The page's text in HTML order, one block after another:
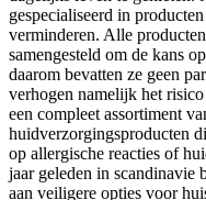
gespecialiseerd in
verminderen. Alle
samengesteld om de kans
daarom bevatten ze geen
verhogen namelijk het
een compleet assortiment
huidverzorgingsproducten
op allergische reacties of
jaar geleden in scandinavie
aan veiligere opties voor